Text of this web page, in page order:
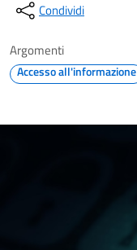
Condividi
Argomenti
Accesso all'informazione